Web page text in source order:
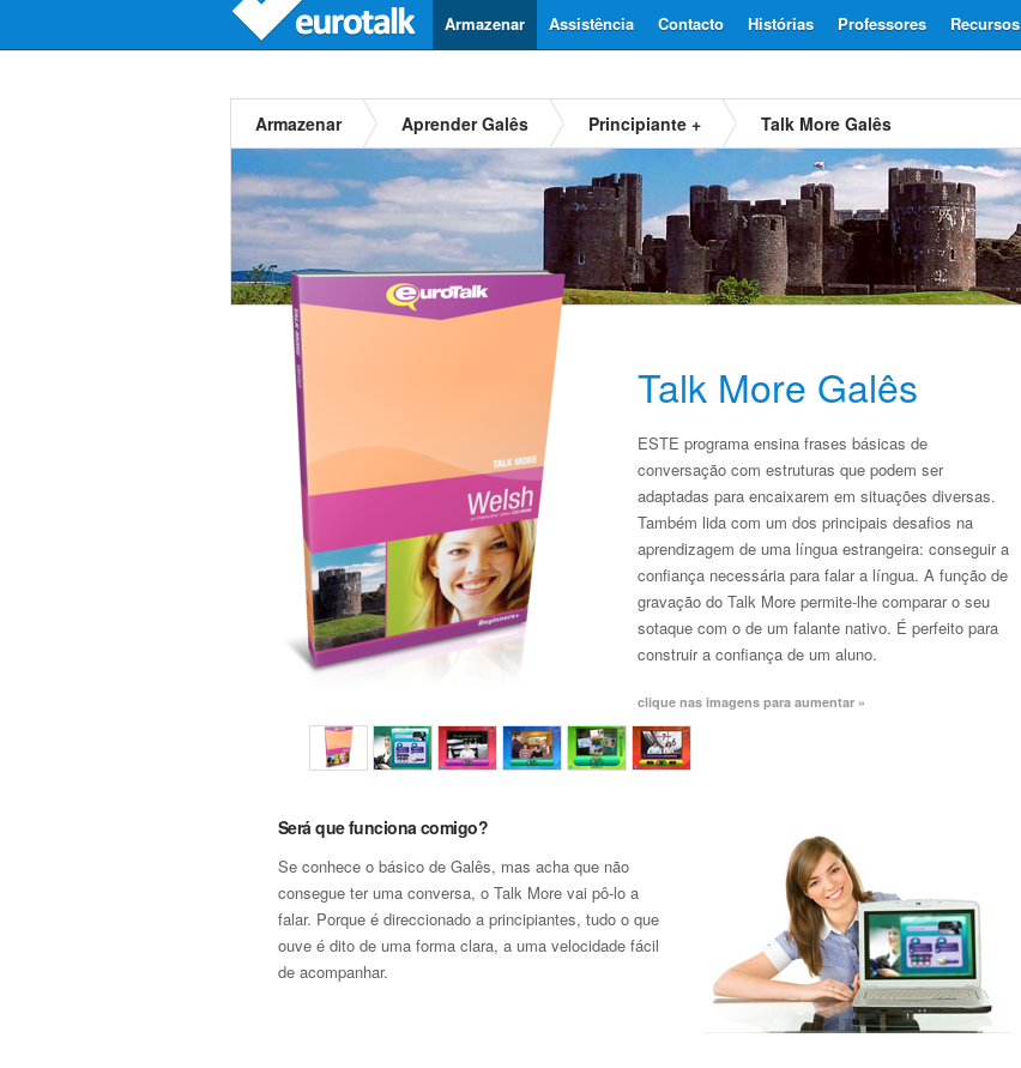
Recursos
Professores
Histórias
Contacto
Assistência
Armazenar
Armazenar Aprender Galês Principiante + Talk More Galês
Talk More Galês
ESTE programa ensina frases básicas de
conversação com estruturas que podem ser
adaptadas para encaixarem em situações diversas.
Também lida com um dos principais desafios na
aprendizagem de uma língua estrangeira: conseguir a
confiança necessária para falar a língua. A função de
gravação do Talk More permite-lhe comparar o seu
sotaque com o de um falante nativo. É perfeito para
construir a confiança de um aluno.
clique nas imagens para aumentar »
Será que funciona comigo?
Se conhece o básico de Galês, mas acha que não
consegue ter uma conversa, o Talk More vai pô-lo a
falar. Porque é direccionado a principiantes, tudo o que
ouve é dito de uma forma clara, a uma velocidade fácil
de acompanhar.